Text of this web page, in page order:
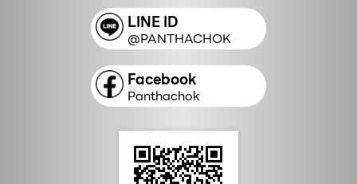
LINE ID
@PANTHACHOK
Facebook
Panthachok